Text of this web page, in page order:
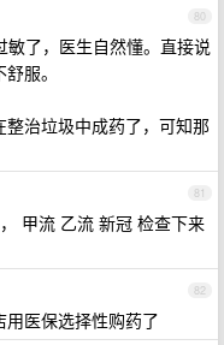
80
敏了，医生自然懂。直接说
服。
治垃圾中成药了，可知那
81
甲流 乙流 新冠 检查下来
82
医保选择性购药了